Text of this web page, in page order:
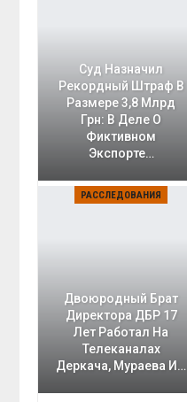
Суд Назначил
Рекордный Штраф В
Размере 3,8 Млрд
Грн: В Деле О
Фиктивном
Экспорте…
РАССЛЕДОВАНИЯ
Двоюродный Брат
Директора ДБР 17
Лет Работал На
Телеканалах
Деркача, Мураева И…